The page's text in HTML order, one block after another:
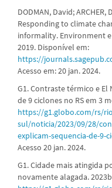
DODMAN, David;
Responding to climate
informality. Environment e
2019. Disponível em:
https://
Acesso em: 20 jan. 2024.
G1. Contraste térmico e El
de 9 ciclones no RS em 3
https://g1.globo.com/rs/
sul/noticia/2023/09/28/
explicam-sequencia-de-9-
Acesso 20 jan. 2024.
G1. Cidade mais atingida
novamente alagada.